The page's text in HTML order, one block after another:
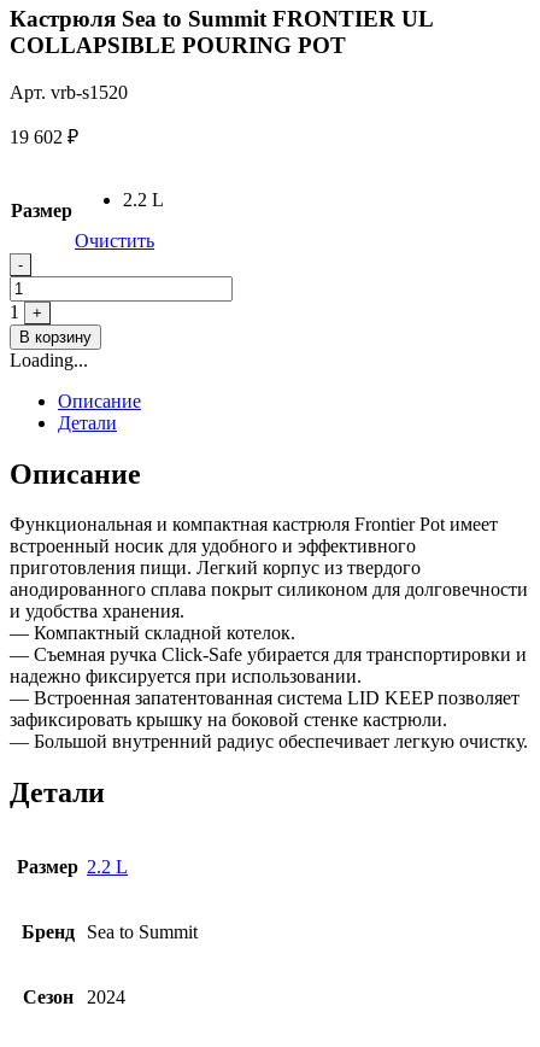
Кастрюля Sea to Summit FRONTIER UL
COLLAPSIBLE POURING POT
Арт. vrb-s1520
19 602 ₽
Размер
2.2 L
Очистить
Quantity
-
1
+
В корзину
Loading...
Описание
Детали
Описание
Функциональная и компактная кастрюля Frontier Pot имеет
встроенный носик для удобного и эффективного
приготовления пищи. Легкий корпус из твердого
анодированного сплава покрыт силиконом для долговечности
и удобства хранения.
— Компактный складной котелок.
— Съемная ручка Click-Safe убирается для транспортировки и
надежно фиксируется при использовании.
— Встроенная запатентованная система LID KEEP позволяет
зафиксировать крышку на боковой стенке кастрюли.
— Большой внутренний радиус обеспечивает легкую очистку.
Детали
Размер 2.2 L
Бренд Sea to Summit
Сезон 2024